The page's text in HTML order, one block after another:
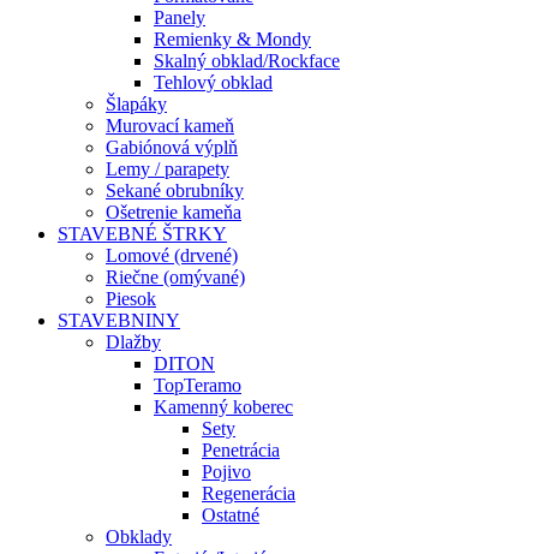
Panely
Remienky & Mondy
Skalný obklad/Rockface
Tehlový obklad
Šlapáky
Murovací kameň
Gabiónová výplň
Lemy / parapety
Sekané obrubníky
Ošetrenie kameňa
STAVEBNÉ ŠTRKY
Lomové (drvené)
Riečne (omývané)
Piesok
STAVEBNINY
Dlažby
DITON
TopTeramo
Kamenný koberec
Sety
Penetrácia
Pojivo
Regenerácia
Ostatné
Obklady